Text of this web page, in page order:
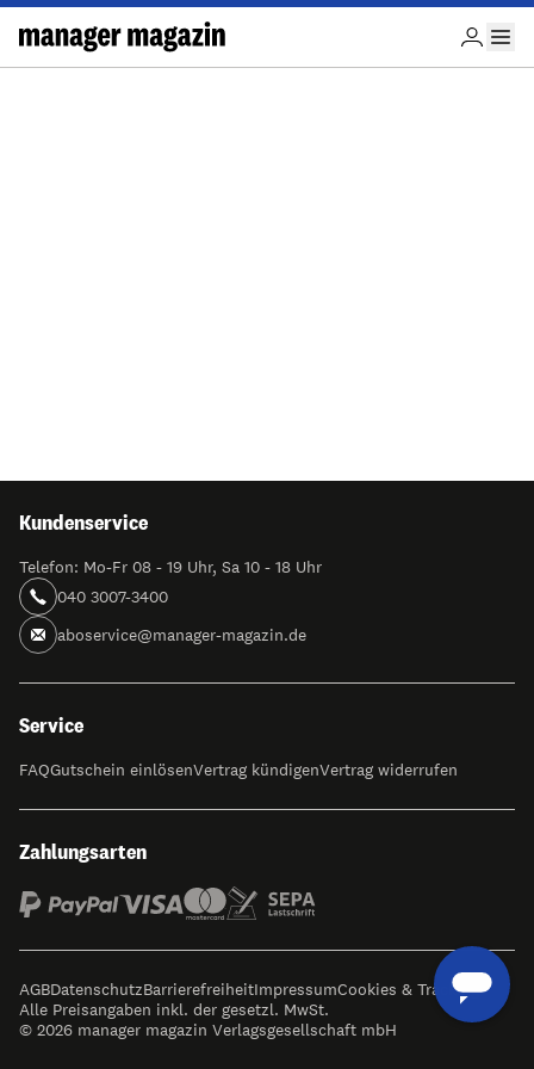
Kundenservice
Telefon: Mo-Fr 08 - 19 Uhr, Sa 10 - 18 Uhr
040 3007-3400
aboservice@manager-magazin.de
Service
FAQGutschein einlösenVertrag kündigenVertrag widerrufen
Zahlungsarten
AGBDatenschutzBarrierefreiheitImpressumCookies & Tracking
Alle Preisangaben inkl. der gesetzl. MwSt.
© 2026 manager magazin Verlagsgesellschaft mbH